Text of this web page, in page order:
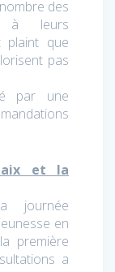
des
à leurs
plaint que
pas
par une
et la
journée
en
première
a